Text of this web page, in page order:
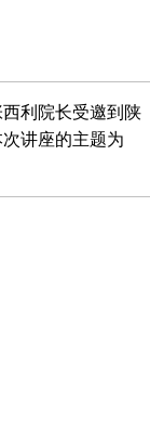
利院长受邀到陕
讲座的主题为